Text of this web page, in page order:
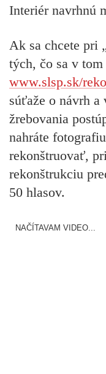
Interiér navrhnú
Ak sa chcete pri
tých, čo sa v
www.slsp.sk/
súťaže o návrh
žrebovania
nahráte
rekonštruovať,
rekonštrukciu
50 hlasov.
NAČÍTAVAM VIDEO...